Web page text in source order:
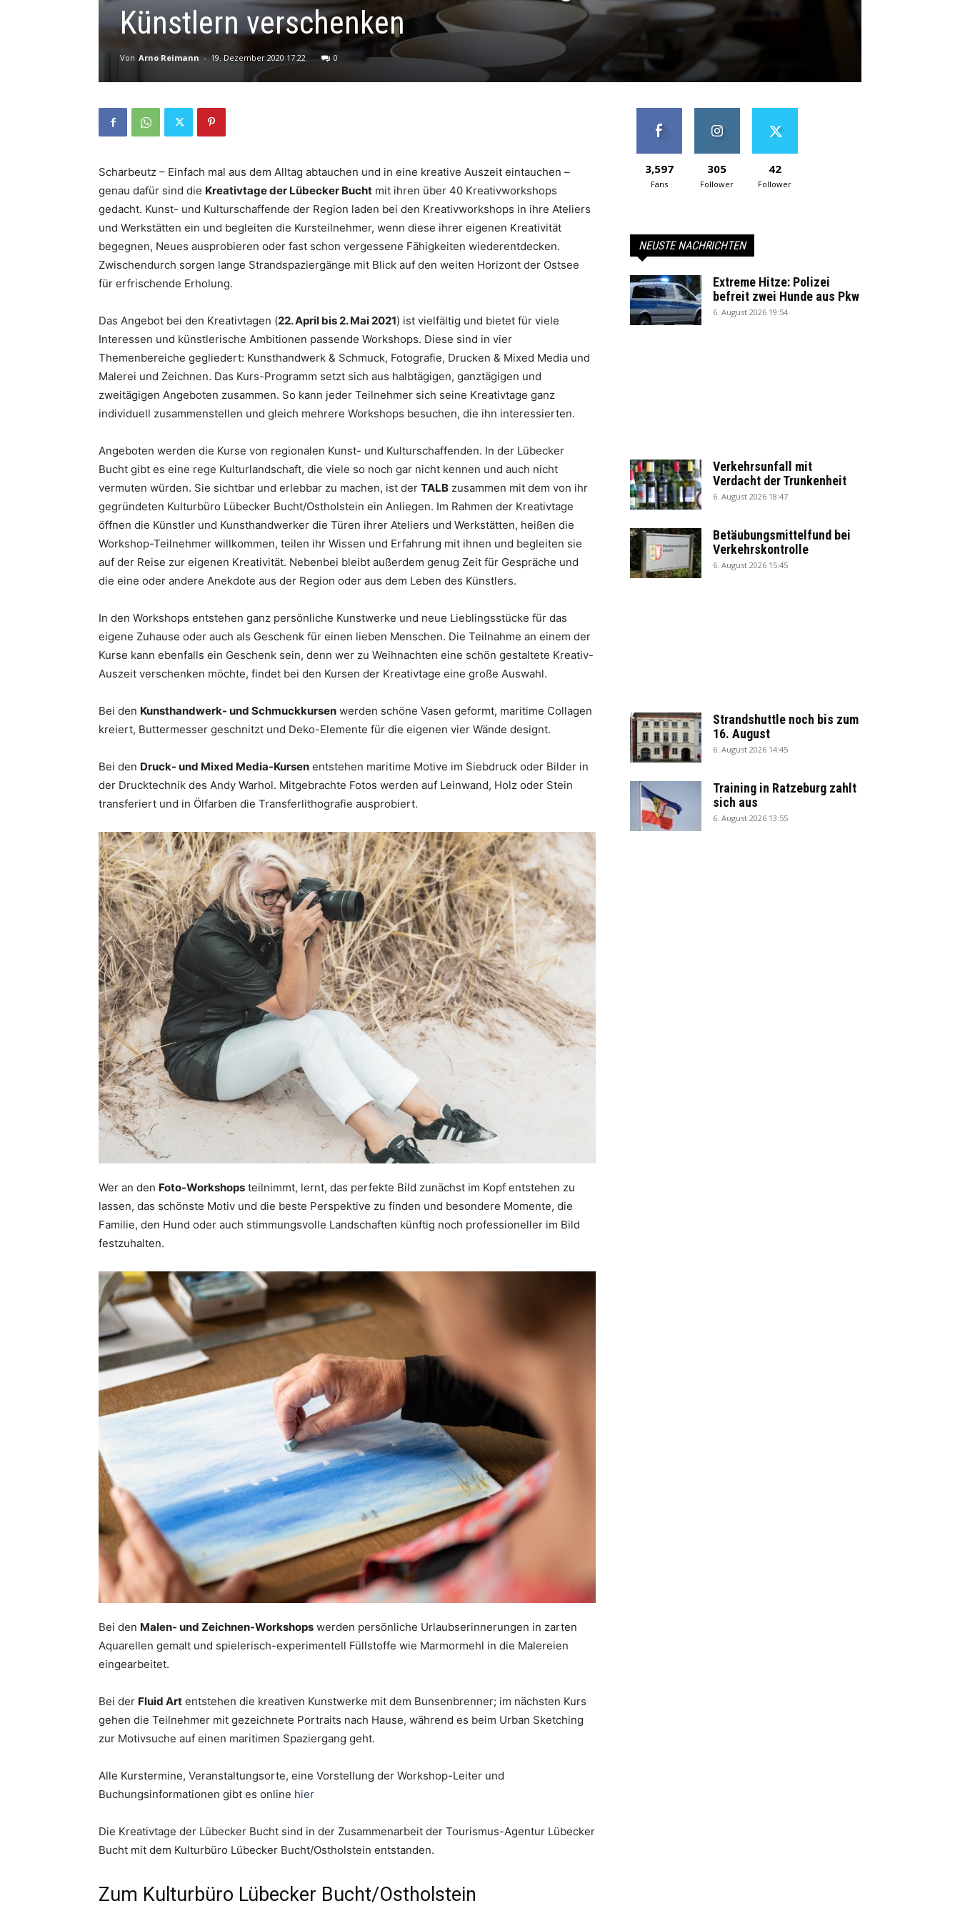
Künstlern verschenken
Von Arno Reimann - 19. Dezember 2020 17:22 0
Scharbeutz – Einfach mal aus dem Alltag abtauchen und in eine kreative Auszeit eintauchen –
genau dafür sind die Kreativtage der Lübecker Bucht mit ihren über 40 Kreativworkshops
gedacht. Kunst- und Kulturschaffende der Region laden bei den Kreativworkshops in ihre Ateliers
und Werkstätten ein und begleiten die Kursteilnehmer, wenn diese ihrer eigenen Kreativität
begegnen, Neues ausprobieren oder fast schon vergessene Fähigkeiten wiederentdecken.
Zwischendurch sorgen lange Strandspaziergänge mit Blick auf den weiten Horizont der Ostsee
für erfrischende Erholung.
Das Angebot bei den Kreativtagen (22. April bis 2. Mai 2021) ist vielfältig und bietet für viele
Interessen und künstlerische Ambitionen passende Workshops. Diese sind in vier
Themenbereiche gegliedert: Kunsthandwerk & Schmuck, Fotografie, Drucken & Mixed Media und
Malerei und Zeichnen. Das Kurs-Programm setzt sich aus halbtägigen, ganztägigen und
zweitägigen Angeboten zusammen. So kann jeder Teilnehmer sich seine Kreativtage ganz
individuell zusammenstellen und gleich mehrere Workshops besuchen, die ihn interessierten.
Angeboten werden die Kurse von regionalen Kunst- und Kulturschaffenden. In der Lübecker
Bucht gibt es eine rege Kulturlandschaft, die viele so noch gar nicht kennen und auch nicht
vermuten würden. Sie sichtbar und erlebbar zu machen, ist der TALB zusammen mit dem von ihr
gegründeten Kulturbüro Lübecker Bucht/Ostholstein ein Anliegen. Im Rahmen der Kreativtage
öffnen die Künstler und Kunsthandwerker die Türen ihrer Ateliers und Werkstätten, heißen die
Workshop-Teilnehmer willkommen, teilen ihr Wissen und Erfahrung mit ihnen und begleiten sie
auf der Reise zur eigenen Kreativität. Nebenbei bleibt außerdem genug Zeit für Gespräche und
die eine oder andere Anekdote aus der Region oder aus dem Leben des Künstlers.
In den Workshops entstehen ganz persönliche Kunstwerke und neue Lieblingsstücke für das
eigene Zuhause oder auch als Geschenk für einen lieben Menschen. Die Teilnahme an einem der
Kurse kann ebenfalls ein Geschenk sein, denn wer zu Weihnachten eine schön gestaltete Kreativ-
Auszeit verschenken möchte, findet bei den Kursen der Kreativtage eine große Auswahl.
Bei den Kunsthandwerk- und Schmuckkursen werden schöne Vasen geformt, maritime Collagen
kreiert, Buttermesser geschnitzt und Deko-Elemente für die eigenen vier Wände designt.
Bei den Druck- und Mixed Media-Kursen entstehen maritime Motive im Siebdruck oder Bilder in
der Drucktechnik des Andy Warhol. Mitgebrachte Fotos werden auf Leinwand, Holz oder Stein
transferiert und in Ölfarben die Transferlithografie ausprobiert.
Wer an den Foto-Workshops teilnimmt, lernt, das perfekte Bild zunächst im Kopf entstehen zu
lassen, das schönste Motiv und die beste Perspektive zu finden und besondere Momente, die
Familie, den Hund oder auch stimmungsvolle Landschaften künftig noch professioneller im Bild
festzuhalten.
Bei den Malen- und Zeichnen-Workshops werden persönliche Urlaubserinnerungen in zarten
Aquarellen gemalt und spielerisch-experimentell Füllstoffe wie Marmormehl in die Malereien
eingearbeitet.
Bei der Fluid Art entstehen die kreativen Kunstwerke mit dem Bunsenbrenner; im nächsten Kurs
gehen die Teilnehmer mit gezeichnete Portraits nach Hause, während es beim Urban Sketching
zur Motivsuche auf einen maritimen Spaziergang geht.
Alle Kurstermine, Veranstaltungsorte, eine Vorstellung der Workshop-Leiter und
Buchungsinformationen gibt es online hier
Die Kreativtage der Lübecker Bucht sind in der Zusammenarbeit der Tourismus-Agentur Lübecker
Bucht mit dem Kulturbüro Lübecker Bucht/Ostholstein entstanden.
Zum Kulturbüro Lübecker Bucht/Ostholstein
3,597
Fans
305
Follower
42
Follower
NEUSTE NACHRICHTEN
Extreme Hitze: Polizei
befreit zwei Hunde aus Pkw
6. August 2026 19:54
Verkehrsunfall mit
Verdacht der Trunkenheit
6. August 2026 18:47
Betäubungsmittelfund bei
Verkehrskontrolle
6. August 2026 15:45
Strandshuttle noch bis zum
16. August
6. August 2026 14:45
Training in Ratzeburg zahlt
sich aus
6. August 2026 13:55